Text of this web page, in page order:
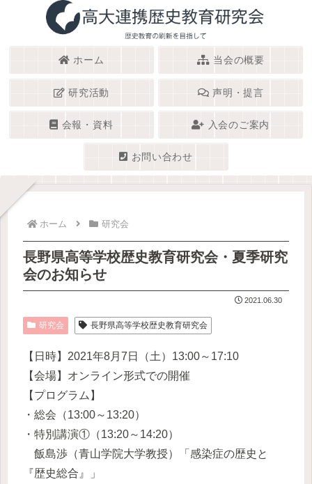
ホーム 当会の概要
研究活動 声明・提言
会報・資料 入会のご案内
お問い合わせ
ホーム 研究会
長野県高等学校歴史教育研究会・夏季研究
会のお知らせ
2021.06.30
研究会 長野県高等学校歴史教育研究会
【日時】2021年8月7日（土）13:00～17:10
【会場】オンライン形式での開催
【プログラム】
・総会（13:00～13:20）
・特別講演①（13:20～14:20）
飯島渉（青山学院大学教授）「感染症の歴史と
『歴史総合』」